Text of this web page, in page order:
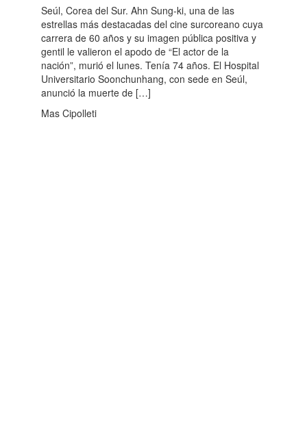
Seúl, Corea del Sur. Ahn Sung-ki, una de las
estrellas más destacadas del cine surcoreano cuya
carrera de 60 años y su imagen pública positiva y
gentil le valieron el apodo de “El actor de la
nación”, murió el lunes. Tenía 74 años. El Hospital
Universitario Soonchunhang, con sede en Seúl,
anunció la muerte de […]
Mas Cipolleti